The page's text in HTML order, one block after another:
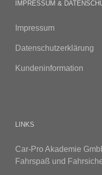
IMPRESSUM &
Impressum
Datenschutzerklärung
Kundeninformation
LINKS
Car-Pro Akademie
Fahrspaß und